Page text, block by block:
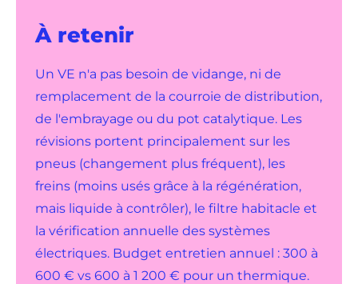
À retenir
Un VE n'a pas besoin de vidange, ni de
remplacement de la courroie de distribution,
de l'embrayage ou du pot catalytique. Les
révisions portent principalement sur les
pneus (changement plus fréquent), les
freins (moins usés grâce à la régénération,
mais liquide à contrôler), le filtre habitacle et
la vérification annuelle des systèmes
électriques. Budget entretien annuel : 300 à
600 € vs 600 à 1 200 € pour un thermique.